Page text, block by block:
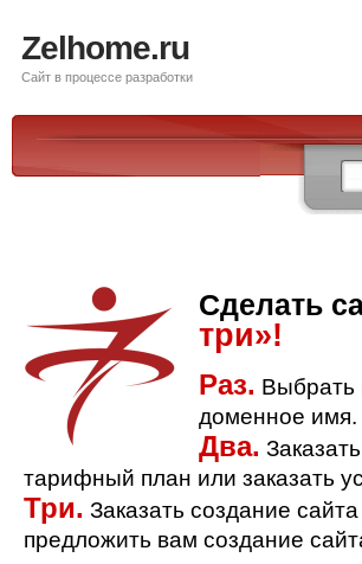
Zelhome.ru
Сайт в процессе разработки
Сделать
три»!
Раз. Выбрать
доменное имя.
Два.
тарифный план или заказать
Три. Заказать создание
предложить вам создание